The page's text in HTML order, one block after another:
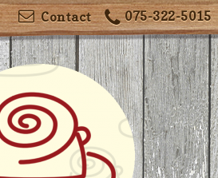
075-322-5015
Contact